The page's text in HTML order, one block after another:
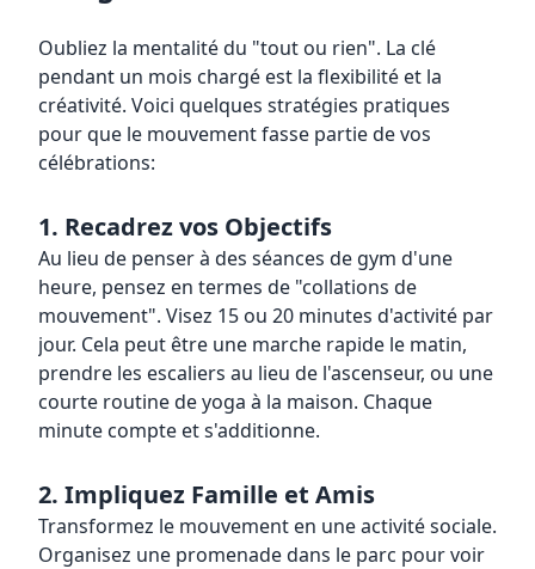
Oubliez la mentalité du "tout ou rien". La clé
pendant un mois chargé est la flexibilité et la
créativité. Voici quelques stratégies pratiques
pour que le mouvement fasse partie de vos
célébrations:
1. Recadrez vos Objectifs
Au lieu de penser à des séances de gym d'une
heure, pensez en termes de "collations de
mouvement". Visez 15 ou 20 minutes d'activité par
jour. Cela peut être une marche rapide le matin,
prendre les escaliers au lieu de l'ascenseur, ou une
courte routine de yoga à la maison. Chaque
minute compte et s'additionne.
2. Impliquez Famille et Amis
Transformez le mouvement en une activité sociale.
Organisez une promenade dans le parc pour voir